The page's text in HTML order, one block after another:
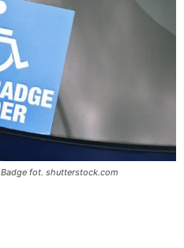
fot. shutterstock.com